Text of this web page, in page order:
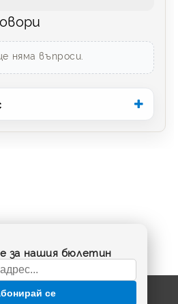
няма въпроси.
за нашия бюлетин
се